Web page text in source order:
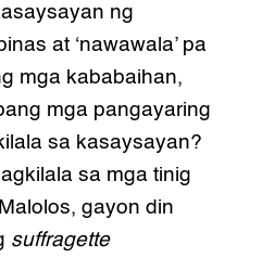
ng
at ‘nawawala’ pa
mga kababaihan,
mga pangayaring
sa kasaysayan?
sa mga tinig
gayon din
suffragette